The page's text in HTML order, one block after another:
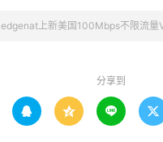
edgenat上新美国100Mbps不限流
分享到
   